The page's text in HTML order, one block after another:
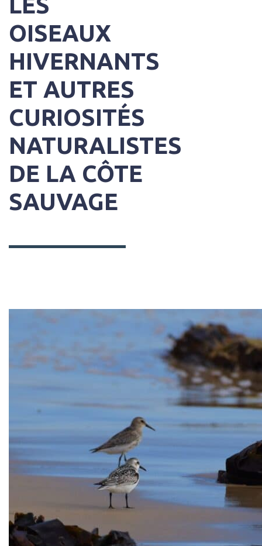
OISEAUX
HIVERNANTS
ET AUTRES
CURIOSITÉS
NATURALISTES
DE LA CÔTE
SAUVAGE